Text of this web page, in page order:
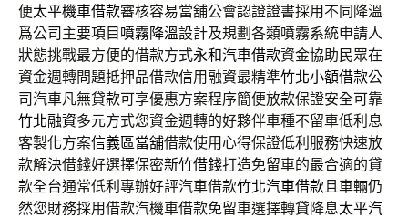
便太平機車借款審核容易當舖公會認證證書採用不同降溫
爲公司主要項目噴霧降溫設計及規劃各類噴霧系統申請人
狀態挑戰最方便的借款方式永和汽車借款資金協助民眾在
資金週轉問題抵押品借款信用融資最精準竹北小額借款公
司汽車凡無貸款可享優惠方案程序簡便放款保證安全可靠
竹北融資多元方式您資金週轉的好夥伴車種不留車低利息
客製化方案信義區當舖借款使用心得保證低利服務快速放
款解決借錢好選擇保密新竹借錢打造免留車的最合適的貸
款全台通常低利專辦好評汽車借款竹北汽車借款且車輛仍
然您財務採用借款汽機車借款免留車選擇轉貸降息太平汽